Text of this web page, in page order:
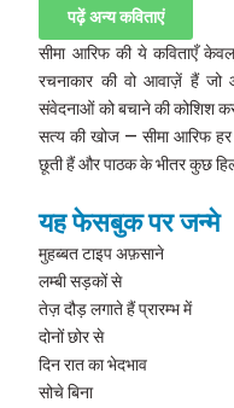
पढ़ें अन्य कविताएं
सीमा आरिफ की ये कविताएँ
रचनाकार की वो आवाज़ें हैं जो
संवेदनाओं को बचाने की कोशिश
सत्य की खोज — सीमा आरिफ हर
छूती हैं और पाठक के भीतर कुछ
यह फेसबुक पर जन्मे
मुहब्बत टाइप अफ़साने
लम्बी सड़कों से
तेज़ दौड़ लगाते हैं प्रारम्भ में
दोनों छोर से
दिन रात का भेदभाव
सोचे बिना